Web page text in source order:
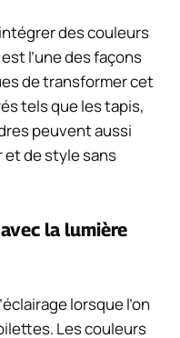
des couleurs
l’une des façons
de transformer cet
tels que les tapis,
peuvent aussi
de style sans
la lumière
lorsque l’on
Les couleurs